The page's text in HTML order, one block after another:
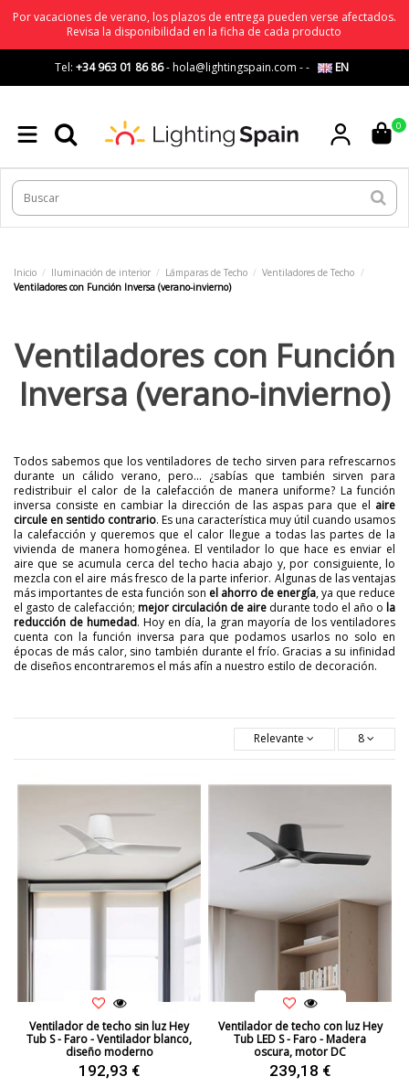
Por vacaciones de verano, los plazos de entrega pueden verse afectados.
Revisa la disponibilidad en la ficha de cada producto
Tel: +34 963 01 86 86-hola@lightingspain.com -- EN
0
Inicio Iluminación de interior Lámparas de Techo
Ventiladores de Techo
Ventiladores con Función Inversa (verano-invierno)
Ventiladores con Función
Inversa (verano-invierno)
Todos sabemos que los ventiladores de techo sirven para refrescarnos
durante un cálido verano, pero... ¿sabías que también sirven para
redistribuir el calor de la calefacción de manera uniforme? La función
inversa consiste en cambiar la dirección de las aspas para que el aire
circule en sentido contrario. Es una característica muy útil cuando usamos
la calefacción y queremos que el calor llegue a todas las partes de la
vivienda de manera homogénea. El ventilador lo que hace es enviar el
aire que se acumula cerca del techo hacia abajo y, por consiguiente, lo
mezcla con el aire más fresco de la parte inferior. Algunas de las ventajas
más importantes de esta función son el ahorro de energía, ya que reduce
el gasto de calefacción; mejor circulación de aire durante todo el año o la
reducción de humedad. Hoy en día, la gran mayoría de los ventiladores
cuenta con la función inversa para que podamos usarlos no solo en
épocas de más calor, sino también durante el frío. Gracias a su infinidad
de diseños encontraremos el más afín a nuestro estilo de decoración.
Relevante 8
Ventilador de techo sin luz Hey
Tub S - Faro - Ventilador blanco,
diseño moderno
192,93 €
Ventilador de techo con luz Hey
Tub LED S - Faro - Madera
oscura, motor DC
239,18 €